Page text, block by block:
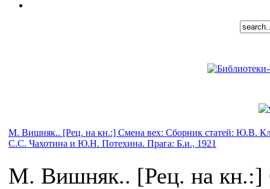
М. Вишняк.. [Рец. на кн.:] Смена вех: Сборник статей: Ю.В.
С.С. Чахотина и Ю.Н. Потехина. Прага: Б.и., 1921
М. Вишняк.. [Рец. на кн.:]